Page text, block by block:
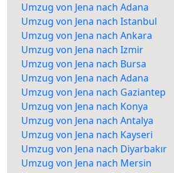
Umzug von Jena nach Adana
Umzug von Jena nach Istanbul
Umzug von Jena nach Ankara
Umzug von Jena nach Izmir
Umzug von Jena nach Bursa
Umzug von Jena nach Adana
Umzug von Jena nach Gaziantep
Umzug von Jena nach Konya
Umzug von Jena nach Antalya
Umzug von Jena nach Kayseri
Umzug von Jena nach Diyarbakır
Umzug von Jena nach Mersin